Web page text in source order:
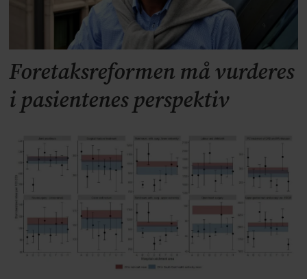
Foretaksreformen må vurderes
i pasientenes perspektiv